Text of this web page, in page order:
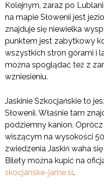
Kolejnym, zaraz po
na mapie Słowenii jest
znajduje się niewielka
punktem jest zabytkowy
wszystkich stron górami i
można spoglądać też z
wzniesieniu.
Jaskinie Szkocjańskie to
Słowenii. Właśnie tam
podziemny kanion.
wiszącym na wysokości
zwiedzenia Jaskiń waha
Bilety można kupić na
skocjanske-jame.si.